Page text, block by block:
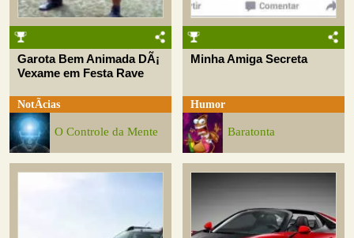
Garota Bem Animada DÃ¡
Vexame em Festa Rave
NotÃ­cias
O Controle da Mente
Minha Amiga Secreta
Humor
Baratonta